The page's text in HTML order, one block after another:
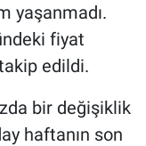
yaşanmadı.
fiyat
edildi.
bir değişiklik
haftanın son